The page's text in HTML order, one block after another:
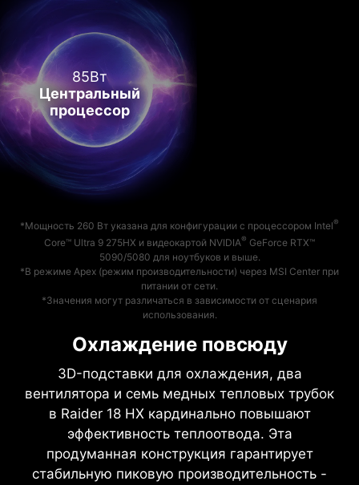
85Вт
Центральный
процессор
*Мощность 260 Вт указана для конфигурации с процессором Intel®
Core™ Ultra 9 275HX и видеокартой NVIDIA® GeForce RTX™
5090/5080 для ноутбуков и выше.
*В режиме Apex (режим производительности) через MSI Center при
питании от сети.
*Значения могут различаться в зависимости от сценария
использования.
Охлаждение повсюду
3D-подставки для охлаждения, два
вентилятора и семь медных тепловых трубок
в Raider 18 HX кардинально повышают
эффективность теплоотвода. Эта
продуманная конструкция гарантирует
стабильную пиковую производительность -